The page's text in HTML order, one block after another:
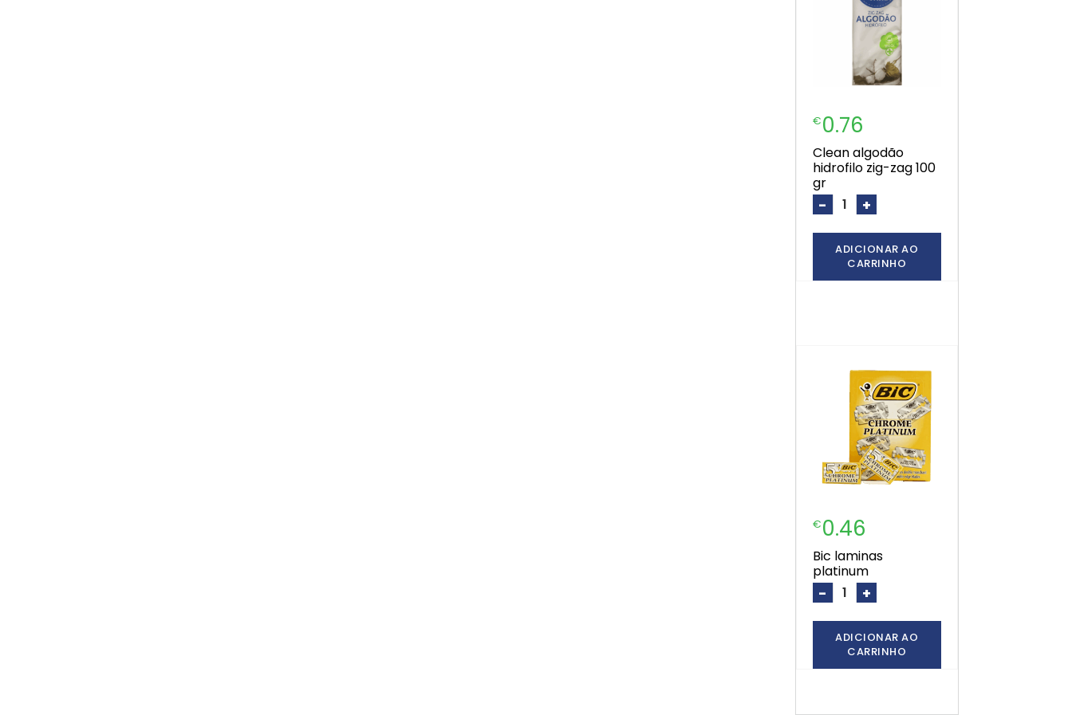
€0.76
clean algodão
hidrofilo zig-zag 100
gr
- +
ADICIONAR AO
CARRINHO
€0.46
bic laminas
platinum
- +
ADICIONAR AO
CARRINHO